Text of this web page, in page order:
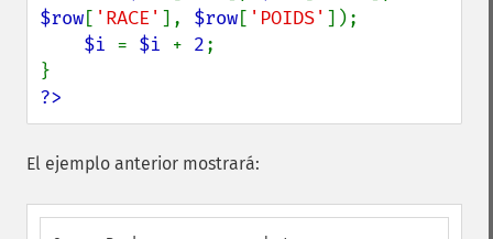
$row[ 'RACE' ], $row[ 'POIDS' ]);
$i = $i + 2;
?>
El ejemplo anterior mostrará: